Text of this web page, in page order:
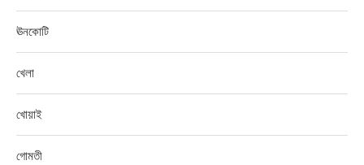
ঊনকোটি
খেলা
খোয়াই
গোমতী